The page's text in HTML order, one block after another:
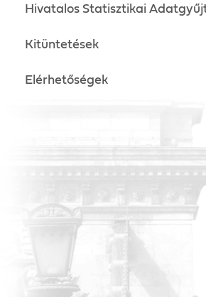
Hivatalos Statisztikai
Kitüntetések
Elérhetőségek